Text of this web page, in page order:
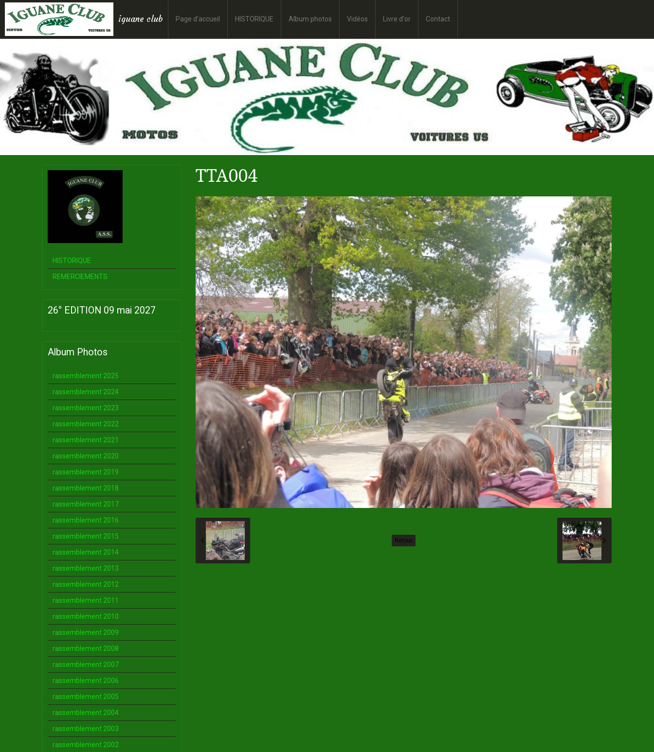
iguane club Page d'accueil HISTORIQUE Album photos Vidéos Livre d'or Contact
TTA004
Retour
HISTORIQUE
REMERCIEMENTS
26° EDITION 09 mai 2027
Album Photos
rassemblement 2025
rassemblement 2024
rassemblement 2023
rassemblement 2022
rassemblement 2021
rassemblement 2020
rassemblement 2019
rassemblement 2018
rassemblement 2017
rassemblement 2016
rassemblement 2015
rassemblement 2014
rassemblement 2013
rassemblement 2012
rassemblement 2011
rassemblement 2010
rassemblement 2009
rassemblement 2008
rassemblement 2007
rassemblement 2006
rassemblement 2005
rassemblement 2004
rassemblement 2003
rassemblement 2002